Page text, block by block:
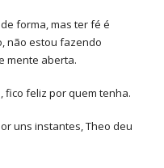
forma, mas ter fé é
não estou fazendo
mente aberta.
fico feliz por quem tenha.
uns instantes, Theo deu